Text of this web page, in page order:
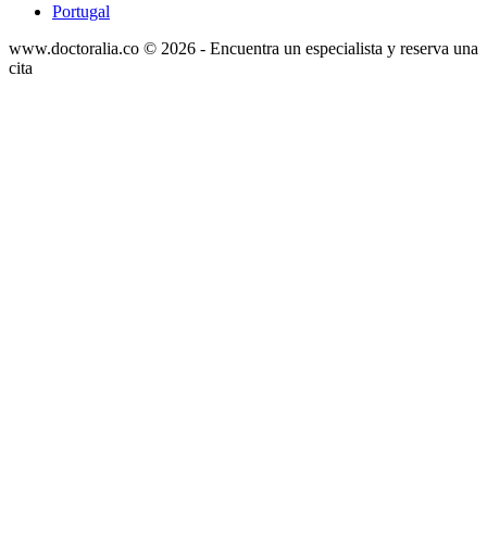
Portugal
www.doctoralia.co © 2026 - Encuentra un especialista y reserva una
cita